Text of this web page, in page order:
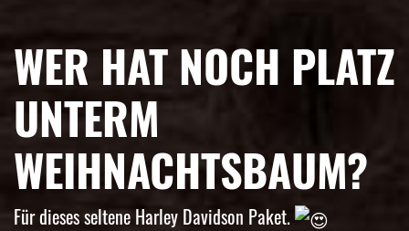
WER HAT NOCH PLATZ
UNTERM
WEIHNACHTSBAUM?
Für dieses seltene Harley Davidson Paket.